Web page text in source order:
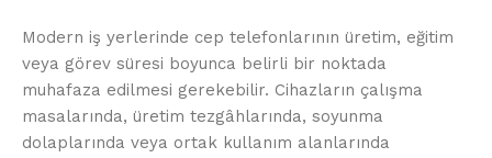
Modern iş yerlerinde cep telefonlarının üretim, eğitim
veya görev süresi boyunca belirli bir noktada
muhafaza edilmesi gerekebilir. Cihazların çalışma
masalarında, üretim tezgâhlarında, soyunma
dolaplarında veya ortak kullanım alanlarında